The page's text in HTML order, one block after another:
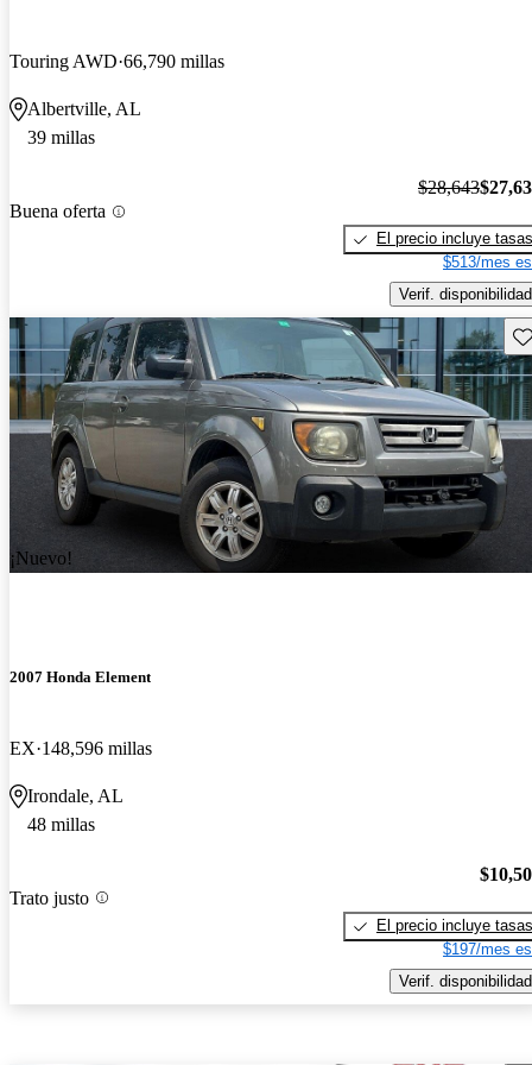
Touring AWD 66,790 millas
Albertville, AL
39 millas
Buena oferta
$28,643
El precio incluye tasas
$513/mes
Verif. disponibilidad
¡Nuevo!
2007 Honda Element
EX 148,596 millas
Irondale, AL
48 millas
Trato justo
El precio incluye tasas
$197/mes
Verif. disponibilidad